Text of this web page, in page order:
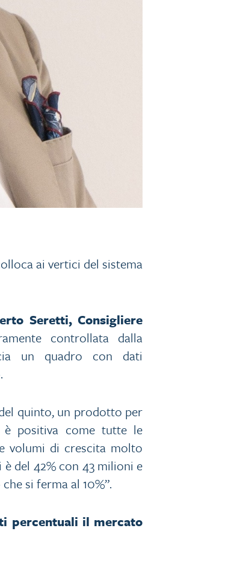
ai vertici del sistema
Seretti, Consigliere
controllata dalla
un quadro con dati
quinto, un prodotto per
è positiva come tutte le
volumi di crescita molto
del 42% con 43 milioni e
si ferma al 10%”.
percentuali il mercato